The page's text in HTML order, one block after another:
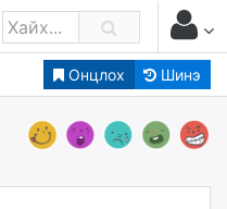
Онцлох Шинэ